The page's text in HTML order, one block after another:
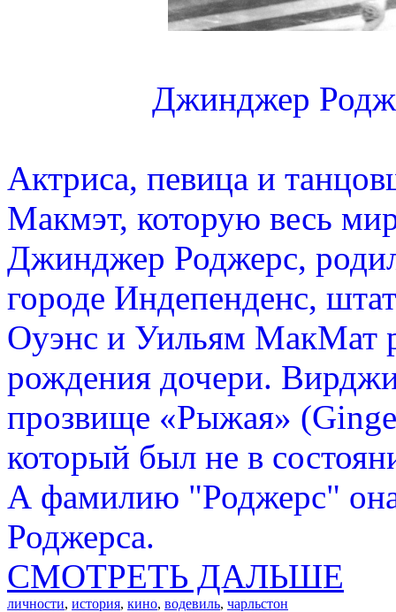
Джинджер
Актриса, певица и
Макмэт, которую весь
Джинджер Роджерс,
городе Индепенденс,
Оуэнс и Уильям МакМат
рождения дочери.
прозвище «Рыжая»
который был не в
А фамилию "Роджерс"
Роджерса.
СМОТРЕТЬ ДАЛЬШЕ
личности, история, кино, водевиль, чарльстон